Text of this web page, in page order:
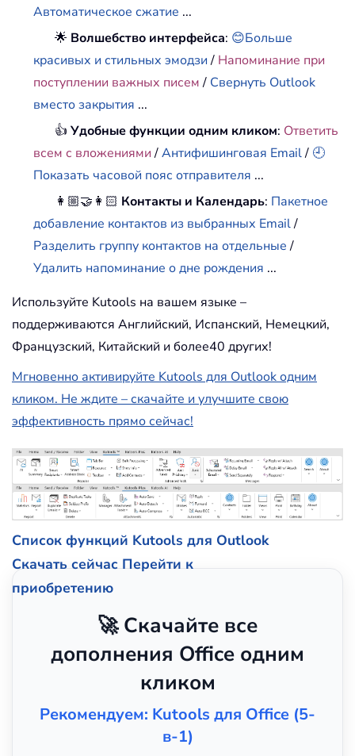
Автоматическое сжатие ...
🌟 Волшебство интерфейса: 😊Больше
красивых и стильных эмодзи/ Напоминание при
поступлении важных писем/ Свернуть Outlook
вместо закрытия ...
👍Удобные функции одним кликом: Ответить
всем с вложениями /Антифишинговая Email/ 🕘
Показать часовой пояс отправителя ...
👩🏼‍🤝‍👩🏻 Контакты и Календарь: Пакетное
добавление контактов из выбранных Email/
Разделить группу контактов на отдельные/
Удалить напоминание о дне рождения ...
Используйте Kutools на вашем языке –
поддерживаются Английский, Испанский, Немецкий,
Французский, Китайский и более40 других!
Мгновенно активируйте Kutools для Outlook одним
кликом. Не ждите – скачайте и улучшите свою
эффективность прямо сейчас!
Список функций Kutools для Outlook
Скачать сейчас Перейти к
приобретению
🚀 Скачайте все
дополнения Office одним
кликом
Рекомендуем: Kutools для Office (5-
в-1)